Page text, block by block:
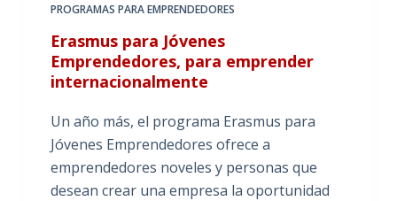
PROGRAMAS PARA EMPRENDEDORES
Erasmus para Jóvenes
Emprendedores, para emprender
internacionalmente
Un año más, el programa Erasmus para
Jóvenes Emprendedores ofrece a
emprendedores noveles y personas que
desean crear una empresa la oportunidad